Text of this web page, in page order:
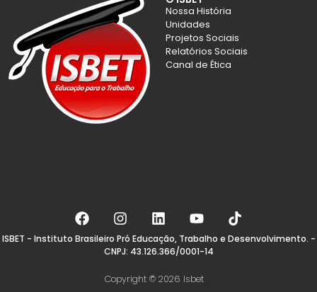
Nossa História
Unidades
Projetos Sociais
Relatórios Sociais
Canal de Ética
ISBET - Instituto Brasileiro Pró Educação, Trabalho e Desenvolvimento. -
CNPJ: 43.126.366/0001-14
Copyright © 2026 Isbet